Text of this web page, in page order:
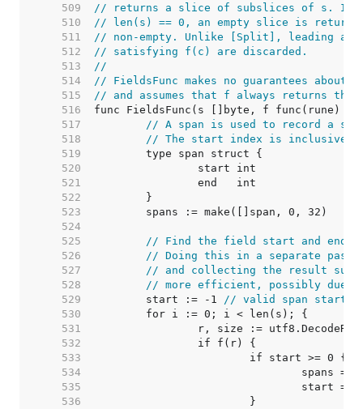
   509
// returns a slice of subslices of s. If
   510
// len(s) == 0, an empty slice is
   511
// non-empty. Unlike [Split], leading
   512
// satisfying f(c) are discarded.
   513
//
   514
// FieldsFunc makes no guarantees
   515
// and assumes that f always returns the
   516
   517
// A span is used to record a
   518
// The start index is inclusive
   519
   520
   521
   522
   523
   524
   525
// Find the field start and end
   526
// Doing this in a separate
   527
// and collecting the result
   528
// more efficient, possibly due
   529
	start := -1
// valid span start
   530
   531
   532
   533
   534
   535
   536